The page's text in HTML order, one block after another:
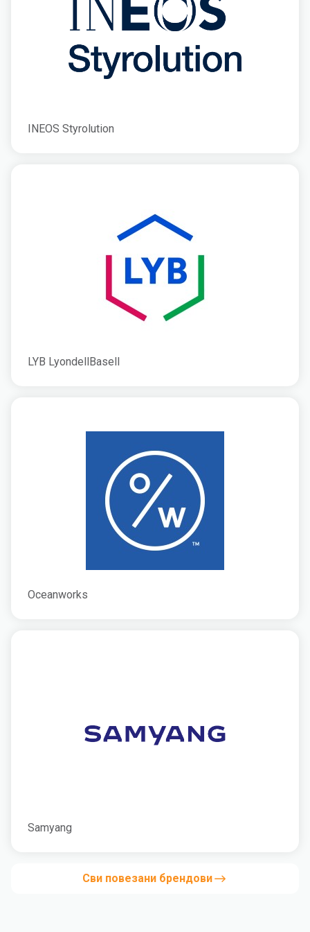
INEOS Styrolution
LYB LyondellBasell
Oceanworks
Samyang
Сви повезани брендови